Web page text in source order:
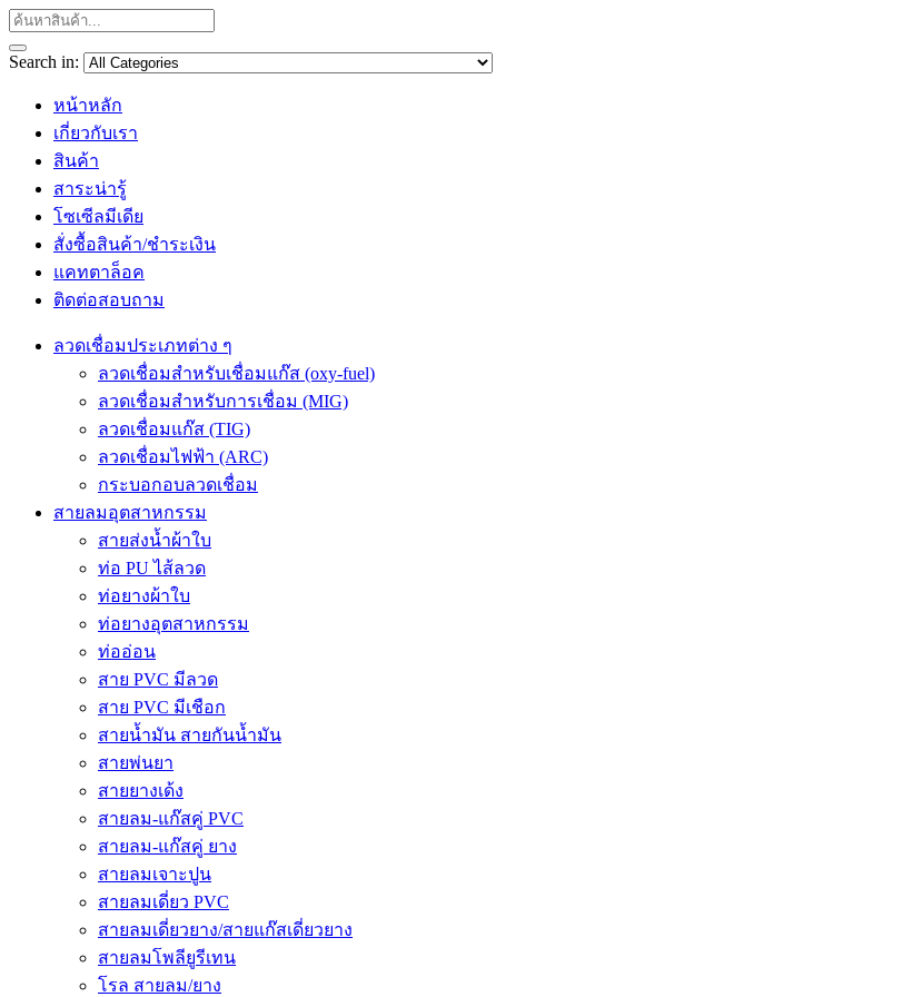
Search in:
หน้าหลัก
เกี่ยวกับเรา
สินค้า
สาระน่ารู้
โซเซีลมีเดีย
สั่งซื้อสินค้า/ชำระเงิน
แคทตาล็อค
ติดต่อสอบถาม
ลวดเชื่อมประเภทต่าง ๆ
ลวดเชื่อมสำหรับเชื่อมแก๊ส (oxy-fuel)
ลวดเชื่อมสำหรับการเชื่อม (MIG)
ลวดเชื่อมแก๊ส (TIG)
ลวดเชื่อมไฟฟ้า (ARC)
กระบอกอบลวดเชื่อม
สายลมอุตสาหกรรม
สายส่งน้ำผ้าใบ
ท่อ PU ไส้ลวด
ท่อยางผ้าใบ
ท่อยางอุตสาหกรรม
ท่ออ่อน
สาย PVC มีลวด
สาย PVC มีเชือก
สายน้ำมัน สายกันน้ำมัน
สายพ่นยา
สายยางเด้ง
สายลม-แก๊สคู่ PVC
สายลม-แก๊สคู่ ยาง
สายลมเจาะปูน
สายลมเดี่ยว PVC
สายลมเดี่ยวยาง/สายแก๊สเดี่ยวยาง
สายลมโพลียูรีเทน
โรล สายลม/ยาง